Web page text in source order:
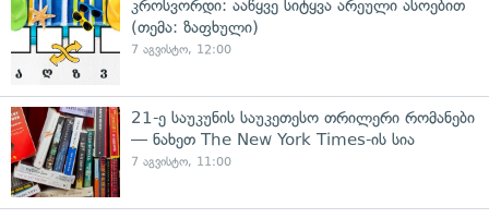
კროსვორდი: ააწყვე სიტყვა არეული ასოებით
(თემა: ზაფხული)
7 აგვისტო, 12:00
21-ე საუკუნის საუკეთესო თრილერი რომანები
— ნახეთ The New York Times-ის სია
7 აგვისტო, 11:00